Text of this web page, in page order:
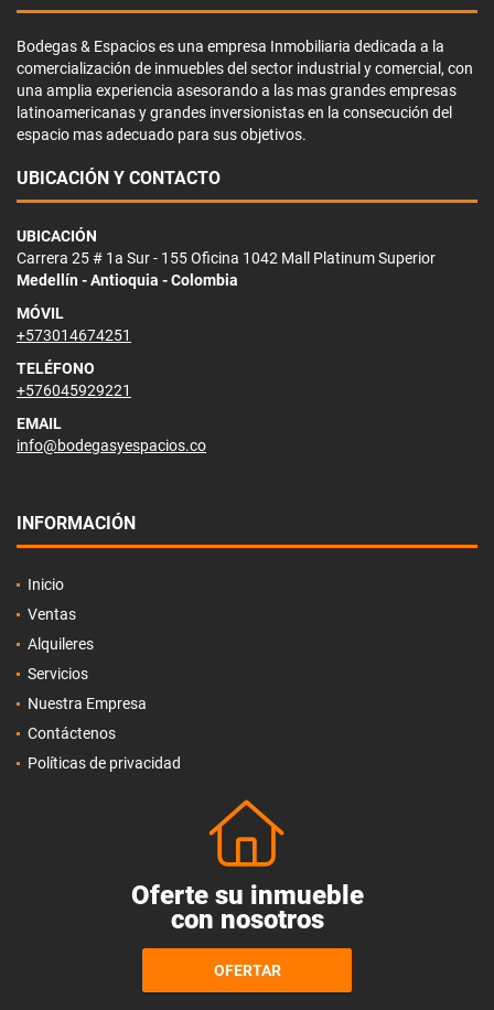
Bodegas & Espacios es una empresa Inmobiliaria dedicada a la
comercialización de inmuebles del sector industrial y comercial, con
una amplia experiencia asesorando a las mas grandes empresas
latinoamericanas y grandes inversionistas en la consecución del
espacio mas adecuado para sus objetivos.
UBICACIÓN Y CONTACTO
UBICACIÓN
Carrera 25 # 1a Sur - 155 Oficina 1042 Mall Platinum Superior
Medellín - Antioquia - Colombia
MÓVIL
+573014674251
TELÉFONO
+576045929221
EMAIL
info@bodegasyespacios.co
INFORMACIÓN
Inicio
Ventas
Alquileres
Servicios
Nuestra Empresa
Contáctenos
Políticas de privacidad
Oferte su inmueble
con nosotros
OFERTAR